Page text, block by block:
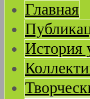
Главная
История